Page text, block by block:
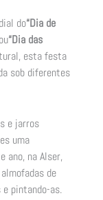
do“Dia de
ou“Dia das
esta festa
sob diferentes
e jarros
uma
ano, na Alser,
de
pintando-as.